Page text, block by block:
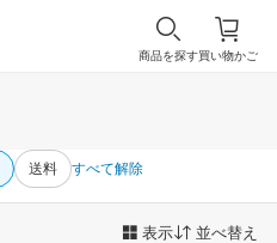
買い物かご
商品を探す
送料 すべて解除
表示 並べ替え